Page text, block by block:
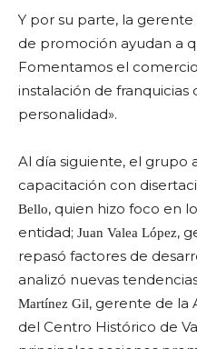
Y por su parte, la
de promoción ayudan a
Fomentamos el
instalación de
personalidad».
Al día siguiente, el grupo
capacitación con
Bello, quien hizo foco en
entidad; Juan Valea López,
repasó factores de
analizó nuevas
Martínez Gil, gerente de la
del Centro Histórico de